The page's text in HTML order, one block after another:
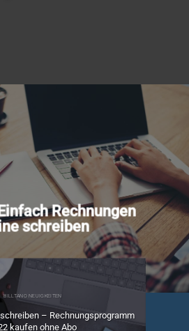
Rechnungen
schreiben
BILLTANO NEUIGKEITEN
– Rechnungsprogramm
kaufen ohne Abo